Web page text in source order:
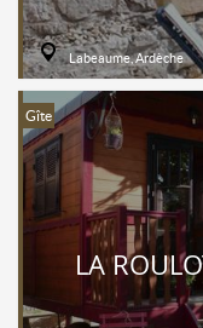
Labeaume, Ardèche
Gîte
LA